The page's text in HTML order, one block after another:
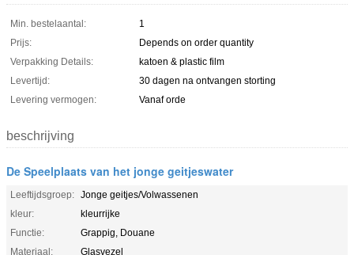
Min. bestelaantal:
1
Prijs:
Depends on order quantity
Verpakking Details:
katoen & plastic film
Levertijd:
30 dagen na ontvangen storting
Levering vermogen:
Vanaf orde
beschrijving
De Speelplaats van het jonge geitjeswater
Leeftijdsgroep: Jonge geitjes/Volwassenen
kleur:
kleurrijke
Functie:
Grappig, Douane
Materiaal:
Glasvezel